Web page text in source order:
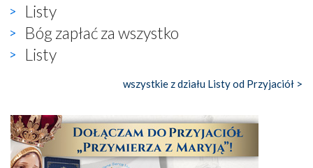
Listy
Bóg zapłać za wszystko
Listy
wszystkie z działu Listy od Przyjaciół >